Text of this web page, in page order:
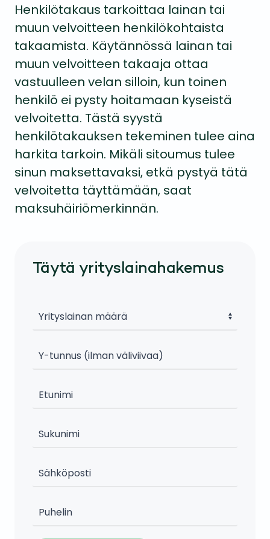
Henkilötakaus tarkoittaa lainan tai
muun velvoitteen henkilökohtaista
takaamista. Käytännössä lainan tai
muun velvoitteen takaaja ottaa
vastuulleen velan silloin, kun toinen
henkilö ei pysty hoitamaan kyseistä
velvoitetta. Tästä syystä
henkilötakauksen tekeminen tulee aina
harkita tarkoin. Mikäli sitoumus tulee
sinun maksettavaksi, etkä pystyä tätä
velvoitetta täyttämään, saat
maksuhäiriömerkinnän.
Täytä yrityslainahakemus